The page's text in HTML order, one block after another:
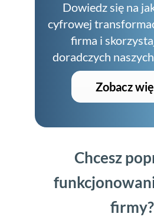
Dowiedz się na
cyfrowej
firma i
doradczych
Zobacz
Chcesz
firmy?